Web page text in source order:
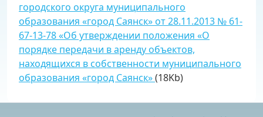
городского округа муниципального
образования «город Саянск» от 28.11.2013 № 61-
67-13-78 «Об утверждении положения «О
порядке передачи в аренду объектов,
находящихся в собственности муниципального
образования «город Саянск»(18Kb)